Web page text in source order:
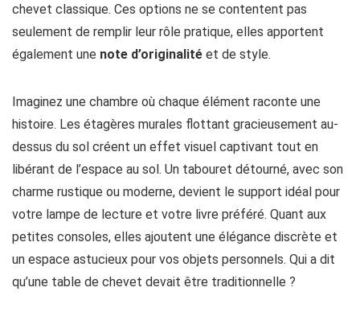
chevet classique. Ces options ne se contentent pas
seulement de remplir leur rôle pratique, elles apportent
également une note d’originalité et de style.
Imaginez une chambre où chaque élément raconte une
histoire. Les étagères murales flottant gracieusement au-
dessus du sol créent un effet visuel captivant tout en
libérant de l’espace au sol. Un tabouret détourné, avec son
charme rustique ou moderne, devient le support idéal pour
votre lampe de lecture et votre livre préféré. Quant aux
petites consoles, elles ajoutent une élégance discrète et
un espace astucieux pour vos objets personnels. Qui a dit
qu’une table de chevet devait être traditionnelle ?